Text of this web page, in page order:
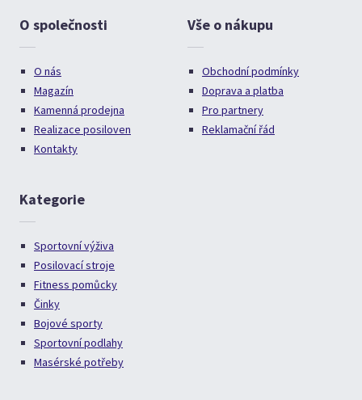
O společnosti
O nás
Magazín
Kamenná prodejna
Realizace posiloven
Kontakty
Vše o nákupu
Obchodní podmínky
Doprava a platba
Pro partnery
Reklamační řád
Kategorie
Sportovní výživa
Posilovací stroje
Fitness pomůcky
Činky
Bojové sporty
Sportovní podlahy
Masérské potřeby